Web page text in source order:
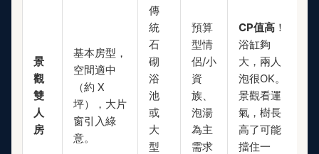
景
觀
雙
人
房
基本房型，
空間適中
（約 X
坪），大片
窗引入綠
意。
傳
統
石
砌
浴
池
或
大
型
預算
型情
侶/小
資
族、
泡湯
為主
需求
CP值高 ！
浴缸夠
大，兩人
泡很OK。
景觀看運
氣，樹長
高了可能
擋住一